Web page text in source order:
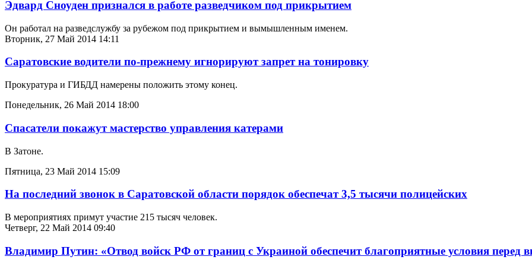
Эдвард Сноуден признался в работе разведчиком под прикрытием
Он работал на разведслужбу за рубежом под прикрытием и вымышленным именем.
Вторник, 27 Май 2014 14:11
Саратовские водители по-прежнему игнорируют запрет на тонировку
Прокуратура и ГИБДД намерены положить этому конец.
Понедельник, 26 Май 2014 18:00
Спасатели покажут мастерство управления катерами
В Затоне.
Пятница, 23 Май 2014 15:09
На последний звонок в Саратовской области порядок обеспечат 3,5 тысячи полицейских
В мероприятиях примут участие 215 тысяч человек.
Четверг, 22 Май 2014 09:40
Владимир Путин: «Отвод войск РФ от границ с Украиной обеспечит благоприятные условия перед